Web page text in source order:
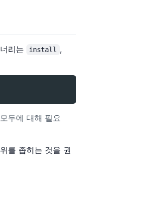
리는 install ,
두에 대해 필요
를 좁히는 것을 권